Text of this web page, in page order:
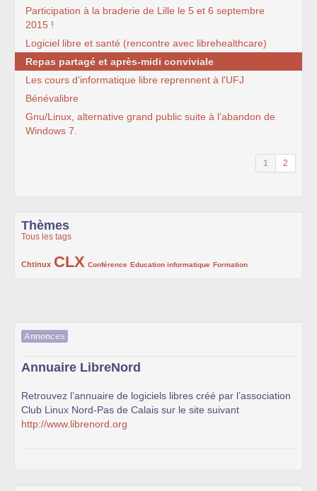
Participation à la braderie de Lille le 5 et 6 septembre
2015 !
Logiciel libre et santé (rencontre avec librehealthcare)
Repas partagé et après-midi conviviale
Les cours d'informatique libre reprennent à l'UFJ
Bénévalibre
Gnu/Linux, alternative grand public suite à l’abandon de
Windows 7.
1 2
Thèmes
Tous les tags
Chtinux
222/1002CLX
1002/1002 Conférence
132/1002 Education informatique
119/1002 Formation
168/1002
Annonces
Annuaire LibreNord
Retrouvez l’annuaire de logiciels libres créé par l’association
Club Linux Nord-Pas de Calais sur le site suivant
http://www.librenord.org